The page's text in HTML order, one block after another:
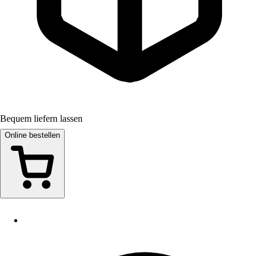
Bequem liefern lassen
Online bestellen